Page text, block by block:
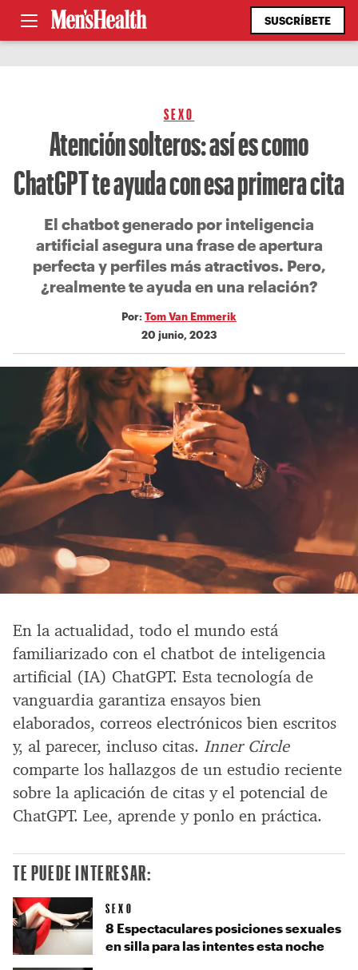
SUSCRÍBETE
SEXO
Atención solteros: así es como
ChatGPT te ayuda con esa primera cita
El chatbot generado por inteligencia
artificial asegura una frase de apertura
perfecta y perfiles más atractivos. Pero,
¿realmente te ayuda en una relación?
Por: Tom Van Emmerik
20 junio, 2023
En la actualidad, todo el mundo está
familiarizado con el chatbot de inteligencia
artificial (IA) ChatGPT. Esta tecnología de
vanguardia garantiza ensayos bien
elaborados, correos electrónicos bien escritos
y, al parecer, incluso citas. Inner Circle
comparte los hallazgos de un estudio reciente
sobre la aplicación de citas y el potencial de
ChatGPT. Lee, aprende y ponlo en práctica.
TE PUEDE INTERESAR:
SEXO
8 Espectaculares posiciones sexuales
en silla para las intentes esta noche